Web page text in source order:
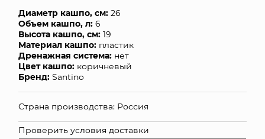
ТОРГОВЫЙ ЦЕНТР
ОПТОВЫМ КЛИЕНТАМ
ДОСТАВКА И ОПЛАТА
КОНТАКТЫ
Диаметр кашпо, см: 26
Объем кашпо, л: 6
Высота кашпо, см: 19
Материал кашпо: пластик
Дренажная система: нет
Цвет кашпо: коричневый
Бренд: Santino
Страна производства: Россия
Проверить условия доставки